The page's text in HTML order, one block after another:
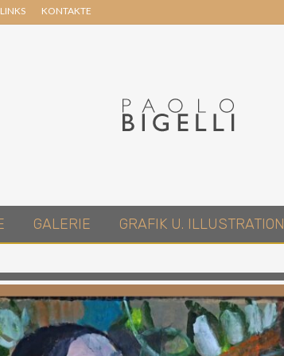
LINKS KONTAKTE
Pittore
in
Roma
GALERIE GRAFIK U. ILLUSTRATION